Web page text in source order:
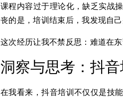
课程内容过于理论化，缺乏实战
丧的是，培训结束后，我发现自
这次经历让我不禁反思：难道在
洞察与思考：抖
在我看来，抖音培训不仅仅是技